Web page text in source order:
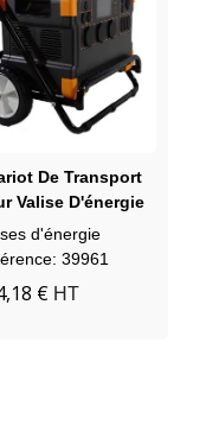
De Transport
Valise D'énergie
Whd'énergie
39961
€ HT